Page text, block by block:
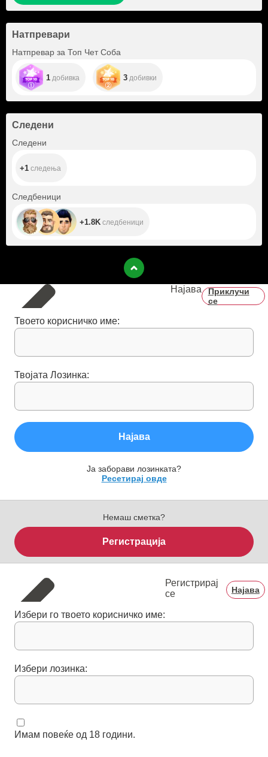
Натпревари
Натпревар за Топ Чет Соба
1 добивка 3 добивки
Следени
Следени
+1 следења
Следбеници
+1.8K следбеници
Најава
Приклучи
се
Твоето корисничко име:
Твојата Лозинка:
Најава
Ја заборави лозинката?
Ресетирај овде
Немаш сметка?
Регистрација
Регистрирај
се
Најава
Избери го твоето корисничко име:
Избери лозинка:
Имам повеќе од 18 години.